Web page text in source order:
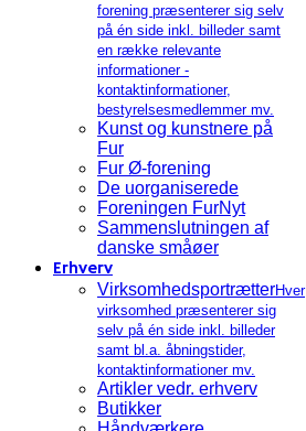
forening præsenterer sig selv
på én side inkl. billeder samt
en række relevante
informationer -
kontaktinformationer,
bestyrelsesmedlemmer mv.
Kunst og kunstnere på
Fur
Fur Ø-forening
De uorganiserede
Foreningen FurNyt
Sammenslutningen af
danske småøer
Erhverv
VirksomhedsportrætterHver
virksomhed præsenterer sig
selv på én side inkl. billeder
samt bl.a. åbningstider,
kontaktinformationer mv.
Artikler vedr. erhverv
Butikker